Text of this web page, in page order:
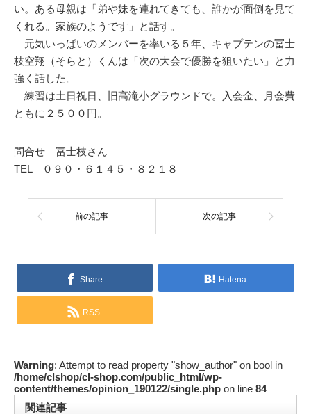
い。ある母親は「弟や妹を連れてきても、誰かが面倒を見て
くれる。家族のようです」と話す。
元気いっぱいのメンバーを率いる５年、キャプテンの冨士
枝空翔（そらと）くんは「次の大会で優勝を狙いたい」と力
強く話した。
練習は土日祝日、旧高滝小グラウンドで。入会金、月会費
ともに２５００円。
問合せ 冨士枝さん
TEL ０９０・６１４５・８２１８
前の記事 次の記事
Share Hatena
RSS
Warning: Attempt to read property "show_author" on bool in
/home/clshop/cl-shop.com/public_html/wp-
content/themes/opinion_190122/single.php on line 84
関連記事